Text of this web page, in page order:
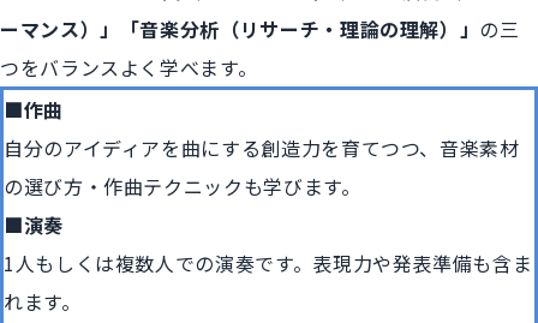
ーマンス）」「音楽分析（リサーチ・理論の理解）」 の三
つをバランスよく学べます。
■作曲
自分のアイディアを曲にする創造力を育てつつ、音楽素材
の選び方・作曲テクニックも学びます。
■演奏
1人もしくは複数人での演奏です。表現力や発表準備も含ま
れます。